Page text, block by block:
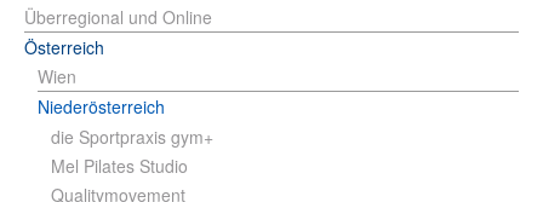
Überregional und Online
Österreich
Wien
Niederösterreich
die Sportpraxis gym+
Mel Pilates Studio
Qualitymovement